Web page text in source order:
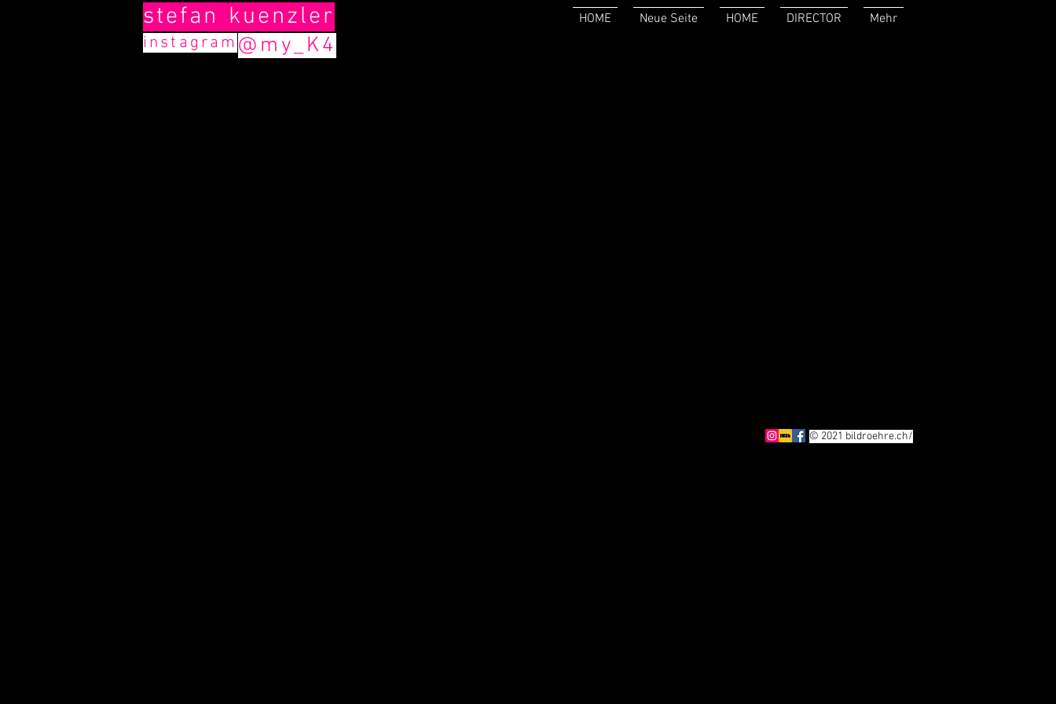
stefan kuenzler HOME Neue Seite HOME DIRECTOR Mehr
@my_K4
instagram
© 2021 bildroehre.ch/